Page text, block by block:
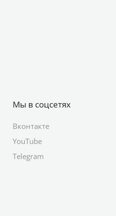
Мы в соцсетях
Вконтакте
YouTube
Telegram